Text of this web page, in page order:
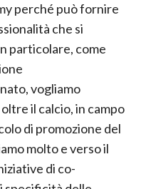
perché può fornire
che si
particolare, come
vogliamo
il calcio, in campo
di promozione del
molto e verso il
di co-